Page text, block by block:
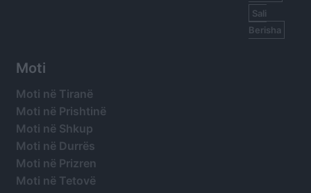
Sali
Berisha
Moti
Moti në Tiranë
Moti në Prishtinë
Moti në Shkup
Moti në Durrës
Moti në Prizren
Moti në Tetovë